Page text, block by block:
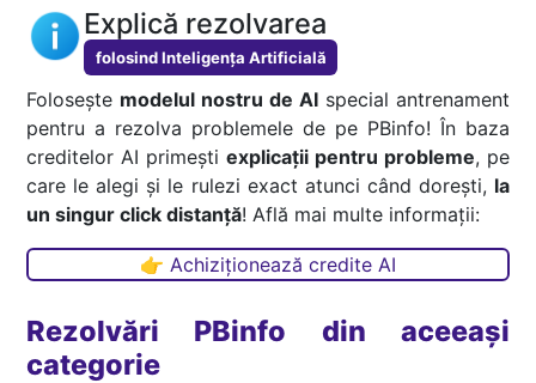
Explică rezolvarea
folosind Inteligența Artificială
Folosește modelul nostru de AIspecial antrenament
pentru a rezolva problemele de pe PBinfo! În baza
creditelor AI primești explicații pentru probleme, pe
care le alegi și le rulezi exact atunci când dorești, la
un singur click distanță! Află mai multe informații:
👉 Achiziționează credite AI
Rezolvări PBinfo din aceeași
categorie